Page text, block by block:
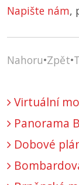
Napište nám,
Nahoru•Zpět•
Virtuální
Panorama
Dobové